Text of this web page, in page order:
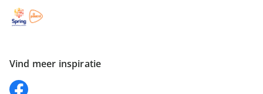
Vind meer inspiratie